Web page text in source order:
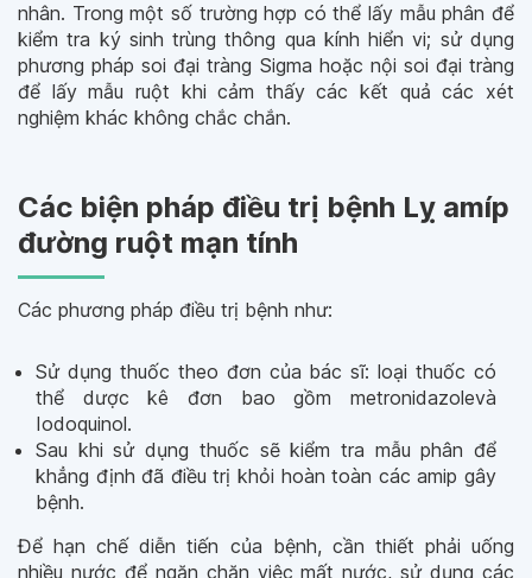
nhân. Trong một số trường hợp có thể lấy mẫu phân để
kiểm tra ký sinh trùng thông qua kính hiển vi; sử dụng
phương pháp soi đại tràng Sigma hoặc nội soi đại tràng
để lấy mẫu ruột khi cảm thấy các kết quả các xét
nghiệm khác không chắc chắn.
Các biện pháp điều trị bệnh Lỵ amíp
đường ruột mạn tính
Các phương pháp điều trị bệnh như:
Sử dụng thuốc theo đơn của bác sĩ: loại thuốc có
thể dược kê đơn bao gồm metronidazolevà
Iodoquinol.
Sau khi sử dụng thuốc sẽ kiểm tra mẫu phân để
khẳng định đã điều trị khỏi hoàn toàn các amip gây
bệnh.
Để hạn chế diễn tiến của bệnh, cần thiết phải uống
nhiều nước để ngăn chặn việc mất nước, sử dụng các